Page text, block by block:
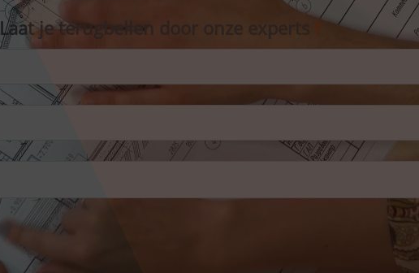
Laat je terugbellen door onze experts !